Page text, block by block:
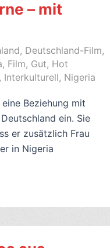
– mit
, Deutschland-Film,
, Film, Gut, Hot
, Interkulturell, Nigeria
Beziehung mit
ein. Sie
er zusätzlich Frau
in Nigeria